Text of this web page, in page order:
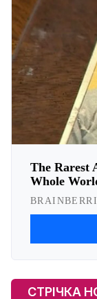
СТРІЧКА